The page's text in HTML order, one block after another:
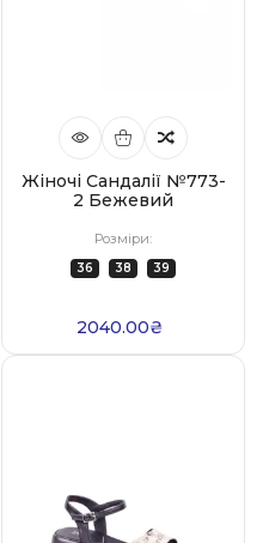
Жіночі Сандалії №773-
2 Бежевий
Розміри:
36 38 39
2040.00₴